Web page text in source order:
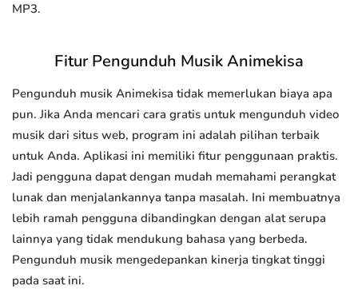
MP3.
Fitur Pengunduh Musik Animekisa
Pengunduh musik Animekisa tidak memerlukan biaya apa
pun. Jika Anda mencari cara gratis untuk mengunduh video
musik dari situs web, program ini adalah pilihan terbaik
untuk Anda. Aplikasi ini memiliki fitur penggunaan praktis.
Jadi pengguna dapat dengan mudah memahami perangkat
lunak dan menjalankannya tanpa masalah. Ini membuatnya
lebih ramah pengguna dibandingkan dengan alat serupa
lainnya yang tidak mendukung bahasa yang berbeda.
Pengunduh musik mengedepankan kinerja tingkat tinggi
pada saat ini.